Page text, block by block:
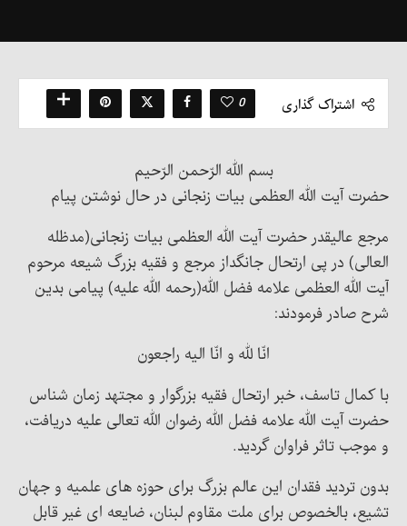
اشتراک گذاری 0
بسم الله الرّحمن الرّحیم
حضرت آیت الله العظمی بیات زنجانی در حال نوشتن پیام
مرجع عالیقدر حضرت آیت الله العظمی بیات زنجانی(مدظله
العالی) در پی ارتحال جانگداز مرجع و فقیه بزرگ شیعه مرحوم
آیت الله العظمی علامه فضل الله(رحمه الله علیه) پیامی بدین
شرح صادر فرمودند:
انّا لله و انّا الیه راجعون
با کمال تاسف، خبر ارتحال فقیه بزرگوار و مجتهد زمان شناس
حضرت آیت الله علامه فضل الله رضوان الله تعالی علیه دریافت،
و موجب تاثر فراوان گردید.
بدون تردید فقدان این عالم بزرگ برای حوزه های علمیه و جهان
تشیع، بالخصوص برای ملت مقاوم لبنان، ضایعه ای غیر قابل